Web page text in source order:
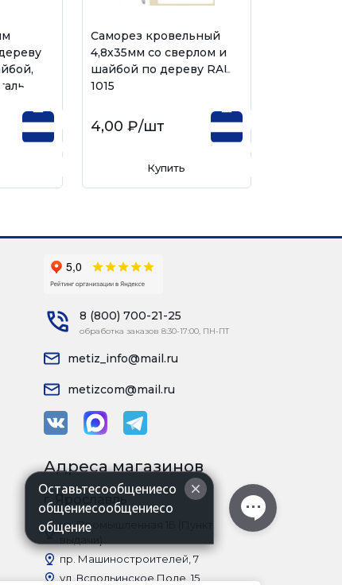
Саморез кровельный
4,8х35мм со сверлом и
шайбой по дереву RAL
1015
4,00 ₽/шт
Купить
8 (800) 700-21-25
обработка заказов 8:30-17:00, ПН-ПТ
metiz_info@mail.ru
metizcom@mail.ru
Адреса магазинов
г. Ярославль
ул. Промышленная 1Б (Пункт
пр. Машиностроителей, 7
ул. Вспольинское Поле, 15
Оставьтесообщениесо
общениесообщениесо
общение